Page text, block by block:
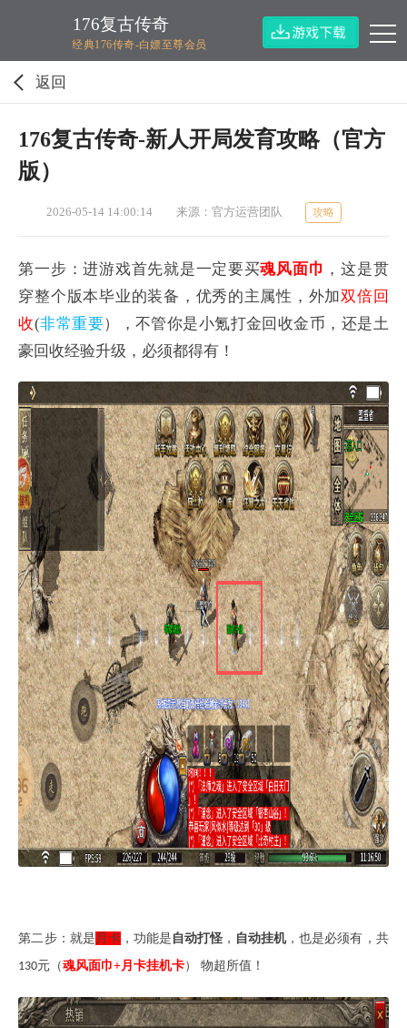
176复古传奇
经典176传奇-白嫖至尊会员
返回
176复古传奇-新人开局发育攻略（官方
版）
2026-05-14 14:00:14 来源：官方运营团队 攻略
第一步：进游戏首先就是一定要买魂风面巾 ，这是贯
穿整个版本毕业的装备，优秀的主属性，外加双倍回
收(非常重要），不管你是小氪打金回收金币，还是土
豪回收经验升级，必须都得有！
第二步：就是 月卡，功能是 自动打怪 ， 自动挂机，也是必须有，共
130元（魂风面巾+月卡挂机卡） 物超所值！